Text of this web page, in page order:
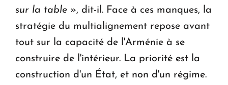
sur la table », dit-il. Face à ces manques, la
stratégie du multialignement repose avant
tout sur la capacité de l'Arménie à se
construire de l'intérieur. La priorité est la
construction d'un État, et non d'un régime.